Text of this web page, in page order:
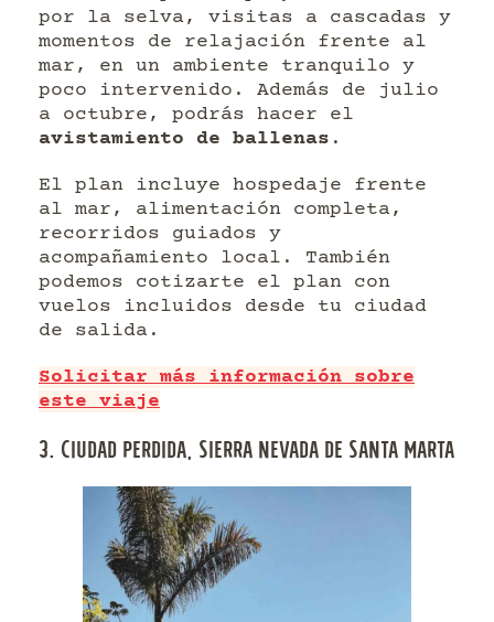
por la selva, visitas a cascadas y
momentos de relajación frente al
mar, en un ambiente tranquilo y
poco intervenido. Además de julio
a octubre, podrás hacer el
avistamiento de ballenas .
El plan incluye hospedaje frente
al mar, alimentación completa,
recorridos guiados y
acompañamiento local. También
podemos cotizarte el plan con
vuelos incluidos desde tu ciudad
de salida.
Solicitar más información sobre
este viaje
3. CIUDAD PERDIDA, SIERRA NEVADA DE SANTA MARTA